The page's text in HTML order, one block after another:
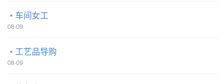
车间女工
08-09
工艺品导购
08-09